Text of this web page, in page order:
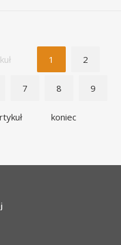
1 2
7 8 9
koniec